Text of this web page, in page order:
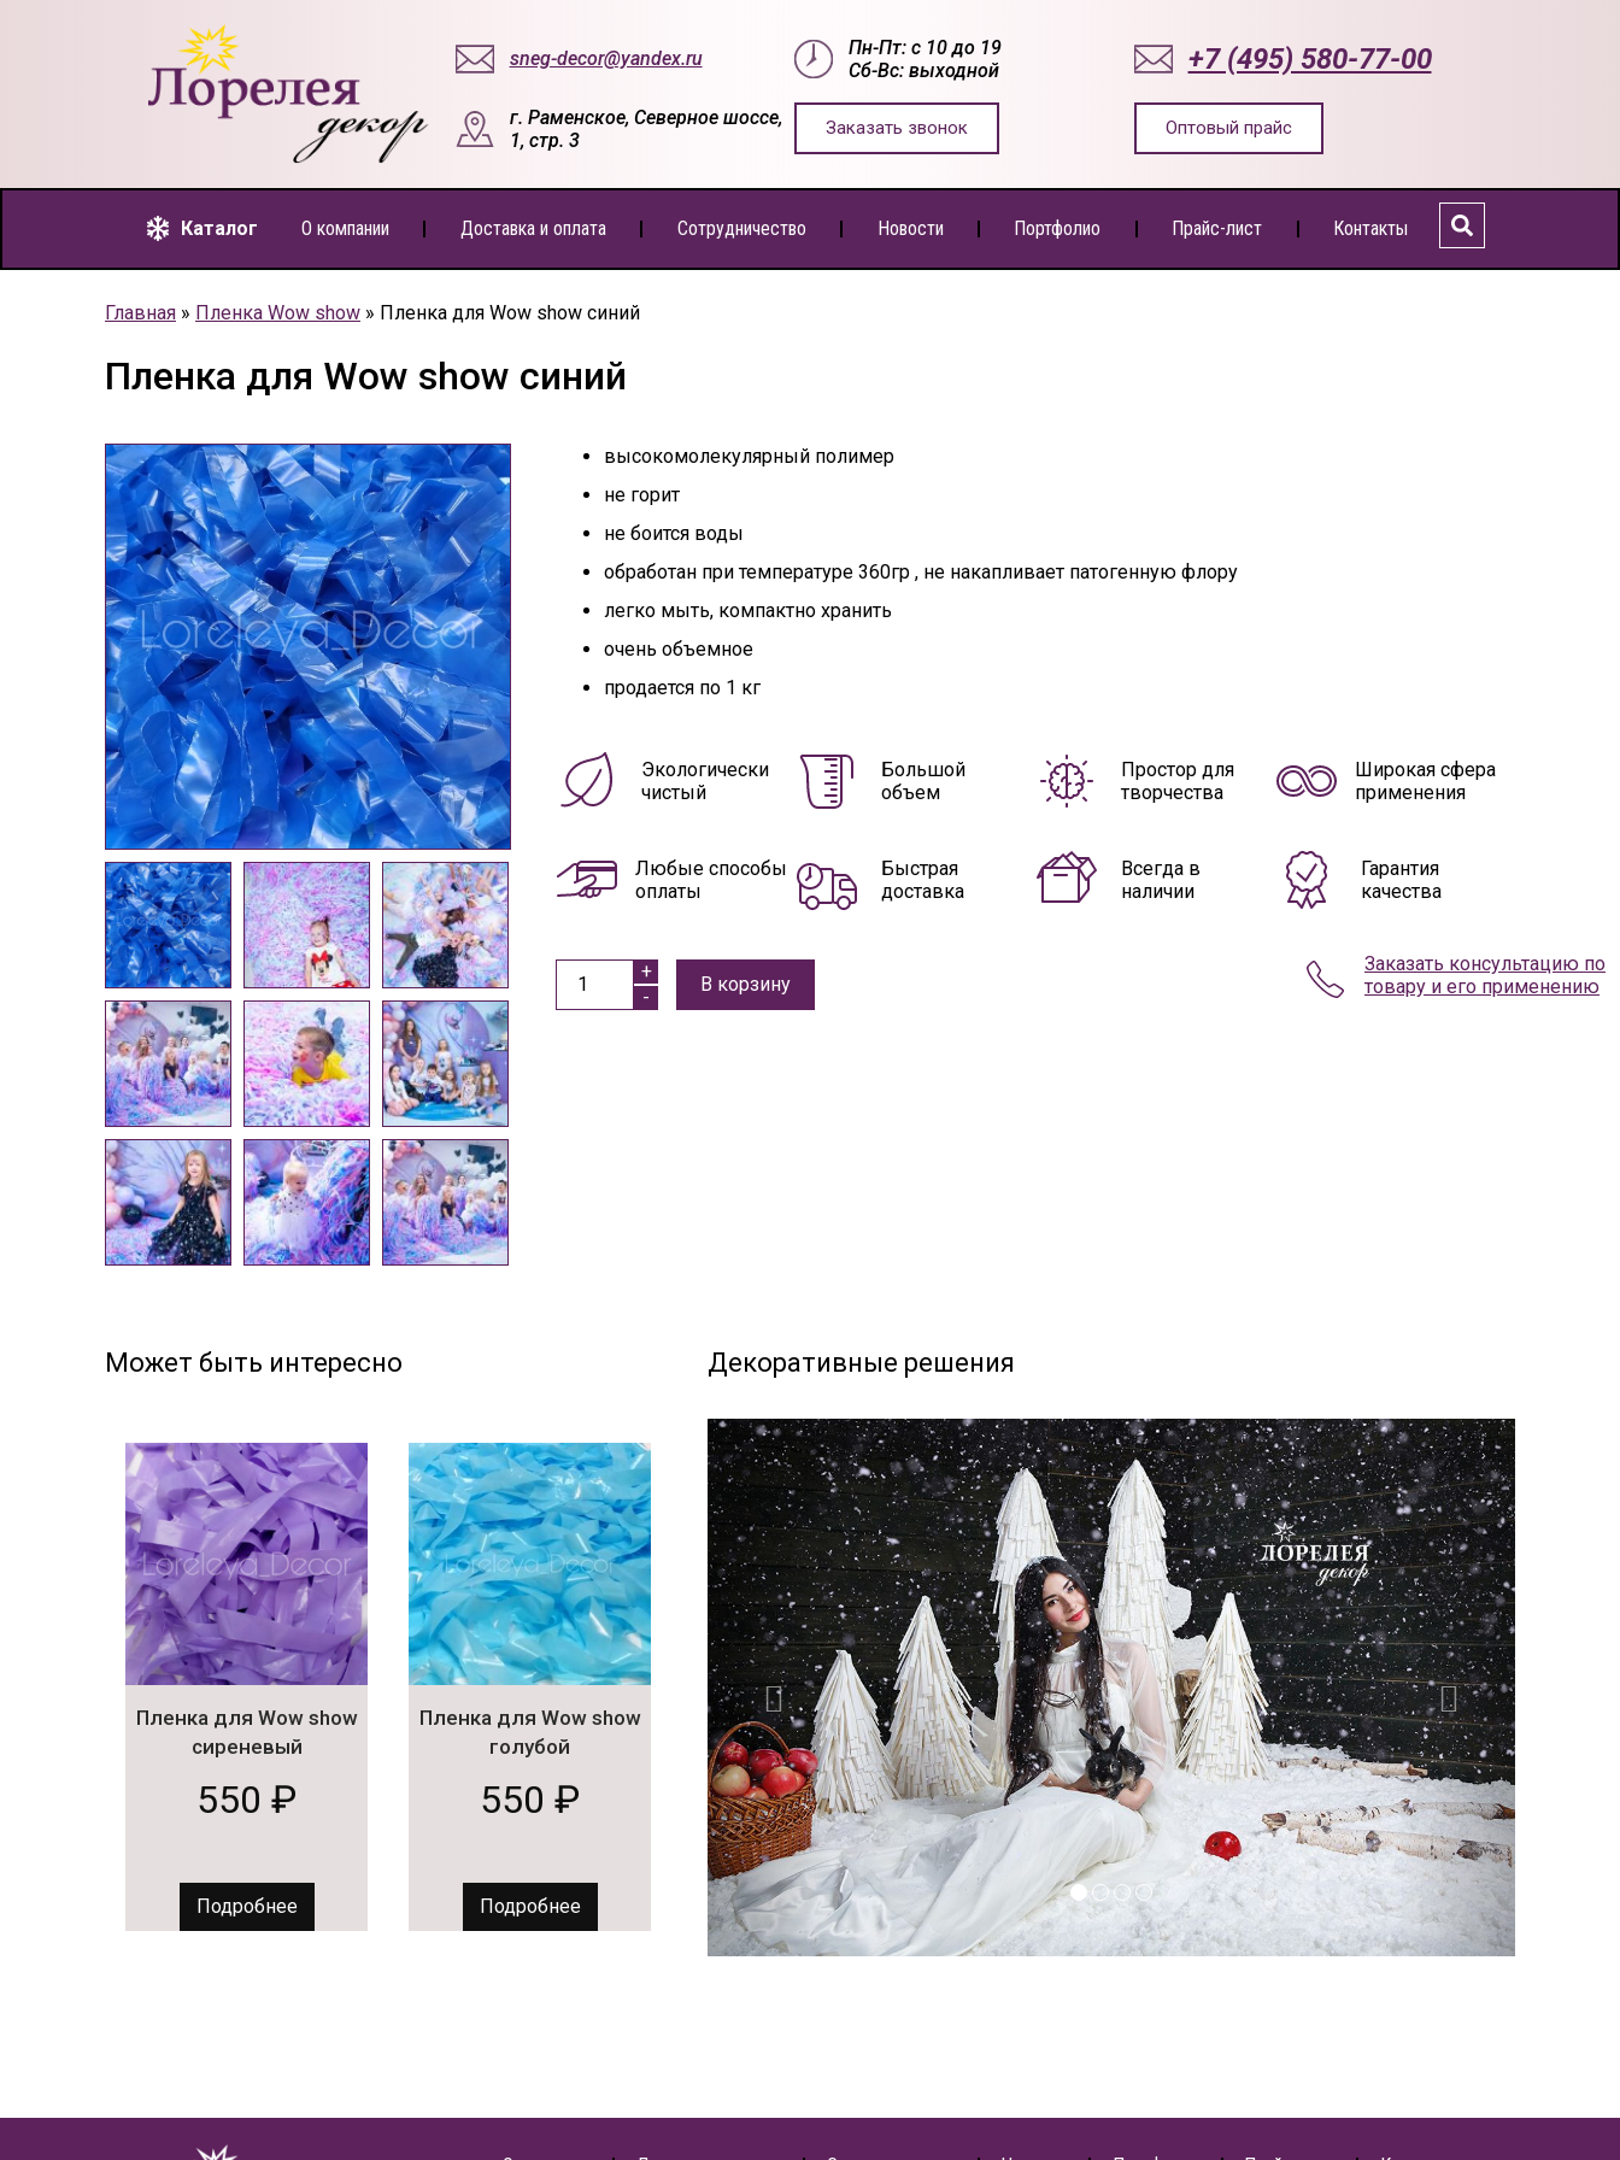
sneg-decor@yandex.ru
Пн-Пт: с 10 до 19
Сб-Вс: выходной
+7 (495) 580-77-00
г. Раменское, Северное шоссе,
1, стр. 3
Заказать звонок Оптовый прайс
Каталог О компании Доставка и оплата Сотрудничество Новости Портфолио Прайс-лист Контакты
Главная » Пленка Wow show » Пленка для Wow show синий
Пленка для Wow show синий
высокомолекулярный полимер
не горит
не боится воды
обработан при температуре 360гр , не накапливает патогенную флору
легко мыть, компактно хранить
очень объемное
продается по 1 кг
Заказать консультацию по
товару и его применению
Экологически
чистый
Большой
объем
Простор для
творчества
Широкая сфера
применения
Любые способы
оплаты
Быстрая
доставка
Всегда в
наличии
Гарантия
качества
В корзину
Может быть интересно
Пленка для Wow show
сиреневый
550 ₽
Подробнее
Пленка для Wow show
голубой
550 ₽
Подробнее
Декоративные решения